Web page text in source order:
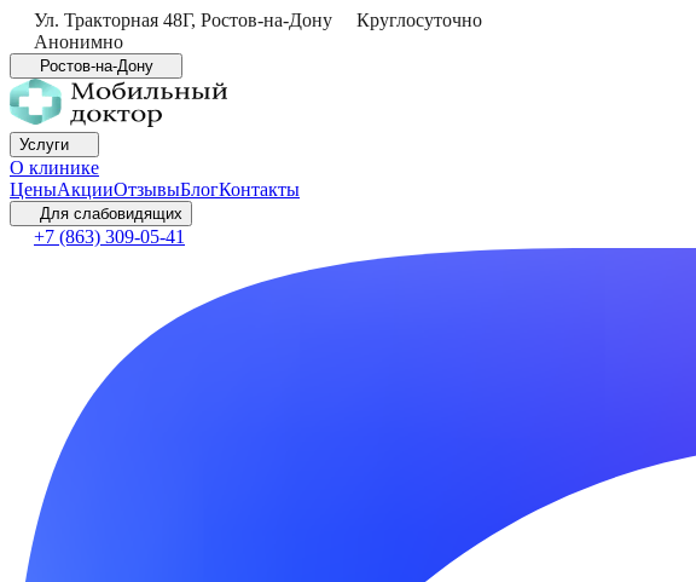
Ул. Тракторная 48Г, Ростов-на-Дону
Круглосуточно
Анонимно
Ростов-на-Дону
Услуги
О клинике
ЦеныАкцииОтзывыБлогКонтакты
Для слабовидящих
+7 (863) 309-05-41